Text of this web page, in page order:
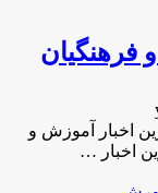
فرهنگیان
اخبار آموزش و
اخبار …